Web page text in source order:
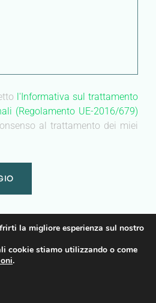
l'Informativa sul trattamento
(Regolamento UE-2016/679)
al trattamento dei miei
la migliore esperienza sul nostro
cookie stiamo utilizzando o come
.